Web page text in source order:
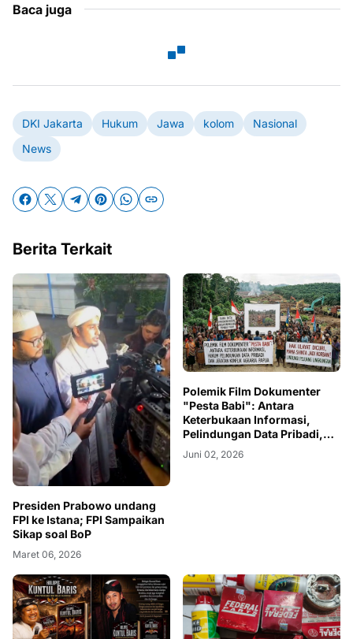
Baca juga
DKI Jakarta Hukum Jawa kolom
Nasional
News
Berita Terkait
Presiden Prabowo undang
FPI ke Istana; FPI Sampaikan
Sikap soal BoP
Maret 06, 2026
Polemik Film Dokumenter
"Pesta Babi": Antara
Keterbukaan Informasi,
Pelindungan Data Pribadi,
dan Konflik Agraria Papua
Juni 02, 2026